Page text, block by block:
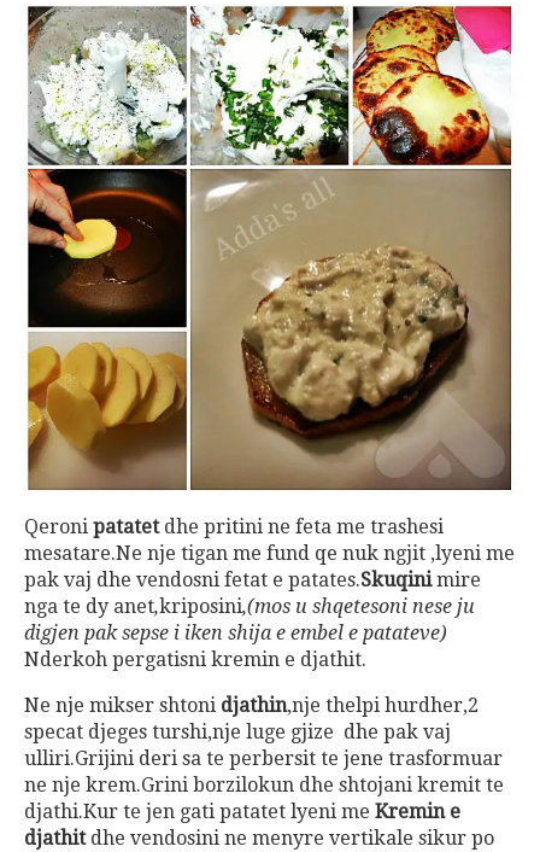
Qeroni patatetdhe pritini ne feta me trashesi
mesatare.Ne nje tigan me fund qe nuk ngjit ,lyeni me
pak vaj dhe vendosni fetat e patates.Skuqinimire
nga te dy anet,kriposini,(mos u shqetesoni nese ju
digjen pak sepse i iken shija e embel e patateve)
Nderkoh pergatisni kremin e djathit.
Ne nje mikser shtoni djathin,nje thelpi hurdher,2
specat djeges turshi,nje luge gjize dhe pak vaj
ulliri.Grijini deri sa te perbersit te jene trasformuar
ne nje krem.Grini borzilokun dhe shtojani kremit te
djathi.Kur te jen gati patatet lyeni me Kremin e
djathit dhe vendosini ne menyre vertikale sikur po